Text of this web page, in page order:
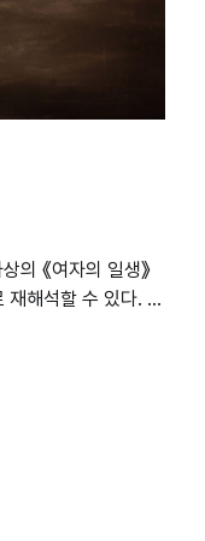
의 《여자의 일생》
재해석할 수 있다. 여